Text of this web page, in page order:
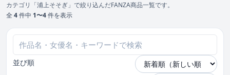
カテゴリ「浦上そそぎ」で絞り込んだFANZA商品一覧です。
全 4件中 1〜4件を表示
並び順